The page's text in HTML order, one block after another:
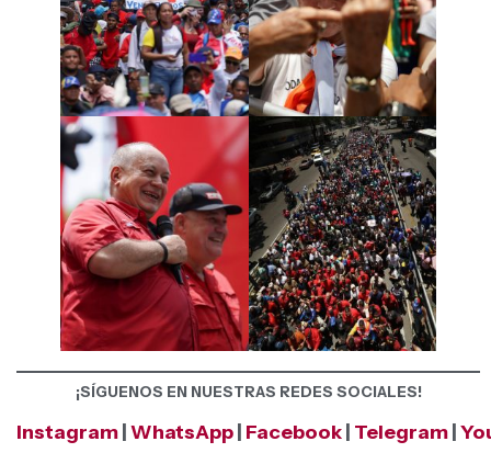
¡SÍGUENOS EN NUESTRAS REDES SOCIALES!
Instagram WhatsApp Facebook Telegram